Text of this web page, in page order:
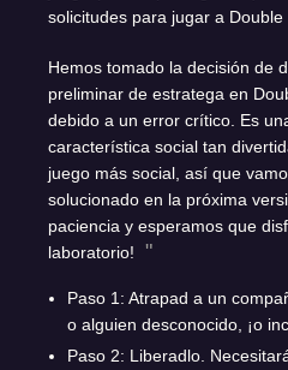
solicitudes para jugar a Double
Hemos tomado la decisión de
preliminar de estratega en
debido a un error crítico. Es
característica social tan
juego más social, así que
solucionado en la próxima
paciencia y esperamos que
laboratorio!
Paso 1: Atrapad a un
o alguien desconocido, ¡o
Paso 2: Liberadlo.